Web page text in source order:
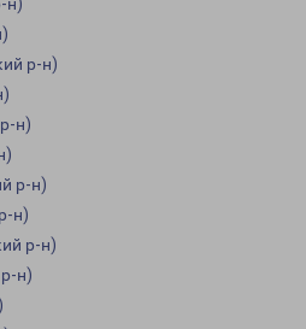
н)
р-н)
н)
р-н)
н)
р-н)
н)